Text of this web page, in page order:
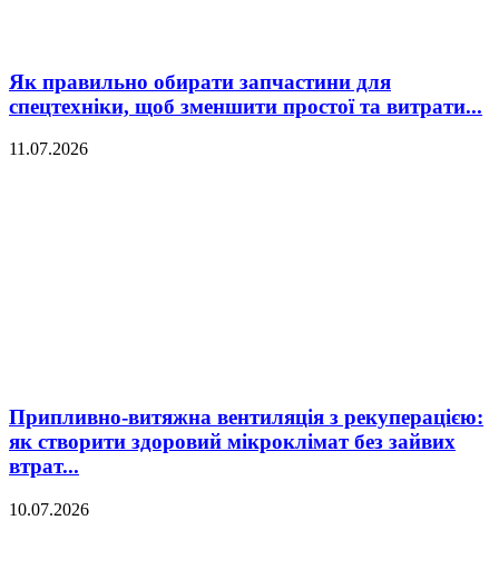
Як правильно обирати запчастини для
спецтехніки, щоб зменшити простої та витрати...
11.07.2026
Припливно-витяжна вентиляція з рекуперацією:
як створити здоровий мікроклімат без зайвих
втрат...
10.07.2026